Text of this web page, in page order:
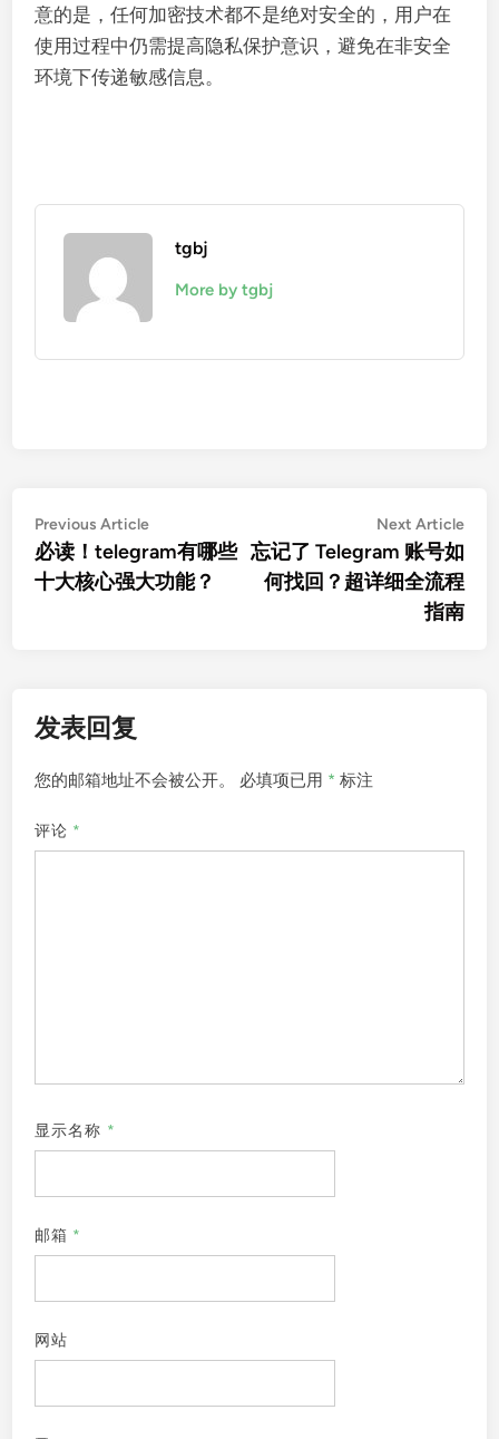
意的是，任何加密技术都不是绝对安全的，用户在
使用过程中仍需提高隐私保护意识，避免在非安全
环境下传递敏感信息。
tgbj
More by tgbj
文
章
导
Previous ArticlePrevious
article:
必读！telegram有哪些
十大核心强大功能？
Next Article
忘记了 Telegram 账号如
何找回？超详细全流程
指南
发表回复
您的邮箱地址不会被公开。 必填项已用 * 标注
评论 *
显示名称 *
邮箱 *
网站